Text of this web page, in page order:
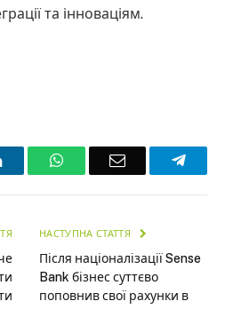
та інноваціям.
LinkedInWhatsAppEmail
НАСТУПНА СТАТТЯ
Після націоналізації Sense
Bank бізнес суттєво
поповнив свої рахунки в